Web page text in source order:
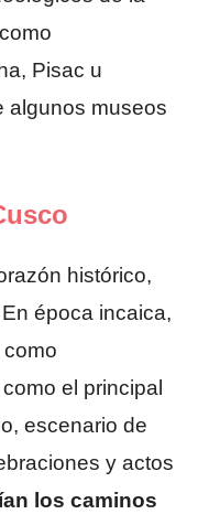
Pisac u
algunos museos
histórico,
época incaica,
el principal
escenario de
y actos
los caminos